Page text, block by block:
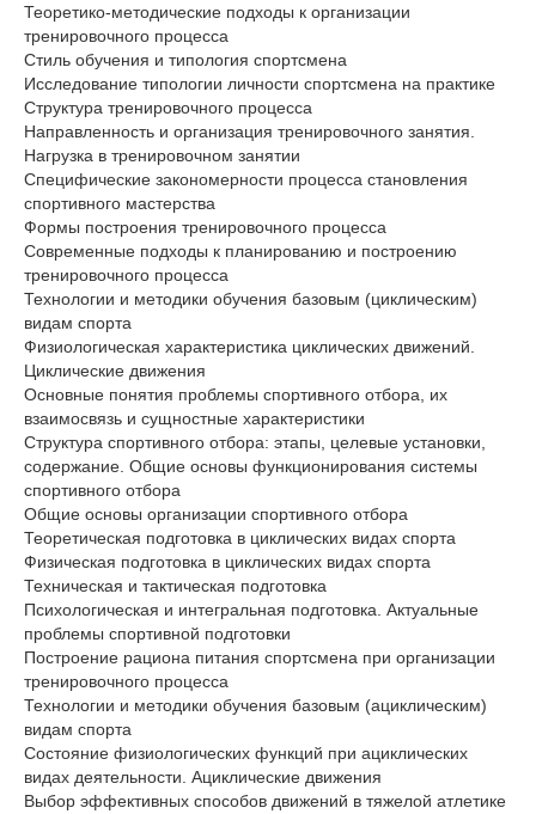
Теоретико-методические подходы к организации
тренировочного процесса
Стиль обучения и типология спортсмена
Исследование типологии личности спортсмена на практике
Структура тренировочного процесса
Направленность и организация тренировочного занятия.
Нагрузка в тренировочном занятии
Специфические закономерности процесса становления
спортивного мастерства
Формы построения тренировочного процесса
Современные подходы к планированию и построению
тренировочного процесса
Технологии и методики обучения базовым (циклическим)
видам спорта
Физиологическая характеристика циклических движений.
Циклические движения
Основные понятия проблемы спортивного отбора, их
взаимосвязь и сущностные характеристики
Структура спортивного отбора: этапы, целевые установки,
содержание. Общие основы функционирования системы
спортивного отбора
Общие основы организации спортивного отбора
Теоретическая подготовка в циклических видах спорта
Физическая подготовка в циклических видах спорта
Техническая и тактическая подготовка
Психологическая и интегральная подготовка. Актуальные
проблемы спортивной подготовки
Построение рациона питания спортсмена при организации
тренировочного процесса
Технологии и методики обучения базовым (ациклическим)
видам спорта
Состояние физиологических функций при ациклических
видах деятельности. Ациклические движения
Выбор эффективных способов движений в тяжелой атлетике